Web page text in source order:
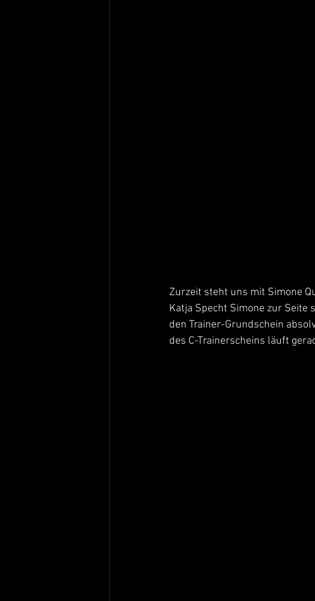
Zurzeit steht uns mit Simone
Katja Specht Simone zur Seite
den Trainer-Grundschein
des C-Trainerscheins läuft